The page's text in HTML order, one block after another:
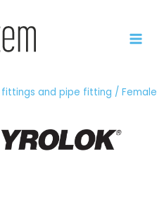
fittings and pipe fitting / Female